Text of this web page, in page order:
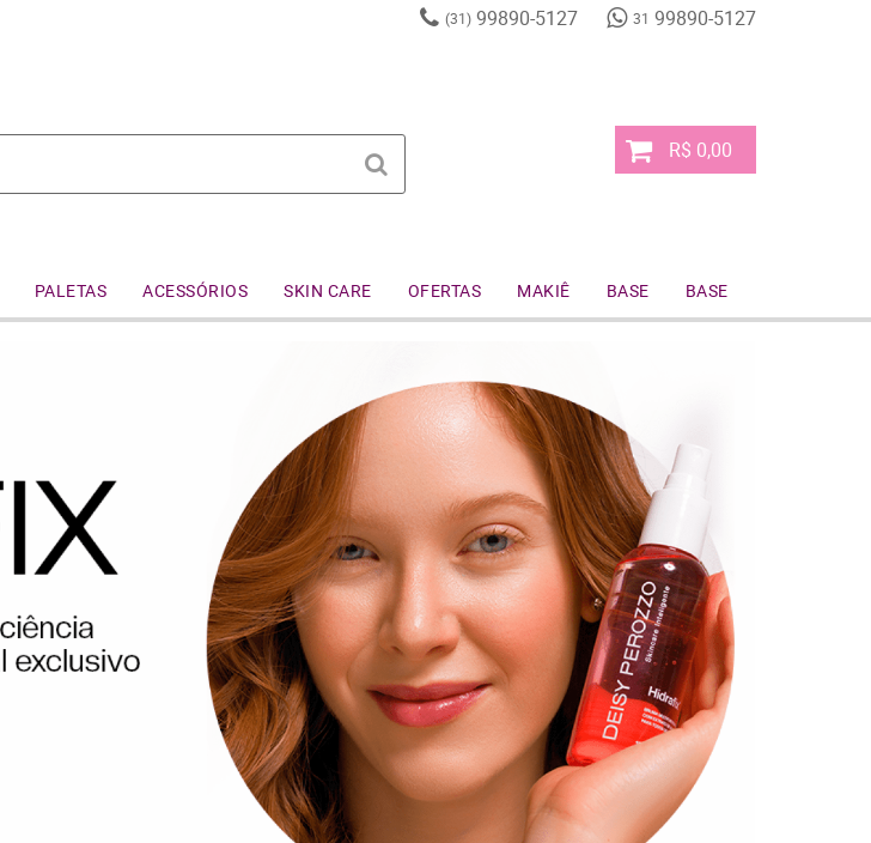
(31)99890-5127 31 99890-5127
R$ 0,00
PALETAS ACESSÓRIOS SKIN CARE OFERTAS MAKIÊ BASE BASE